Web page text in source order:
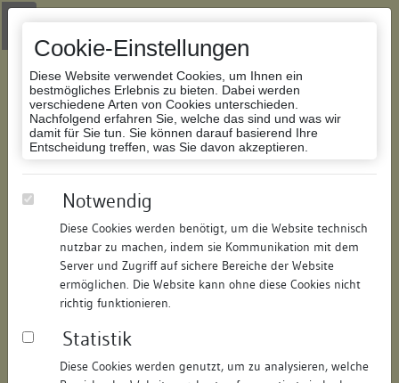
Cookie-Einstellungen
Diese Website verwendet Cookies, um Ihnen ein
bestmögliches Erlebnis zu bieten. Dabei werden
verschiedene Arten von Cookies unterschieden.
Nachfolgend erfahren Sie, welche das sind und was wir
damit für Sie tun. Sie können darauf basierend Ihre
Entscheidung treffen, was Sie davon akzeptieren.
Notwendig
Diese Cookies werden benötigt, um die Website technisch
nutzbar zu machen, indem sie Kommunikation mit dem
Server und Zugriff auf sichere Bereiche der Website
ermöglichen. Die Website kann ohne diese Cookies nicht
richtig funktionieren.
Statistik
Diese Cookies werden genutzt, um zu analysieren, welche
Zur Navigation springen
Zum Inhalt der Website springen
Datenbank Bauforschung/Restaurierung
184200768914/Datum:01.10.2013
Datenbestand:
Bauforschung
Als PDF herunterladen:
Objektdaten